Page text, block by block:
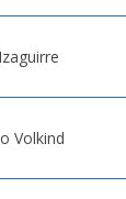
Volkind